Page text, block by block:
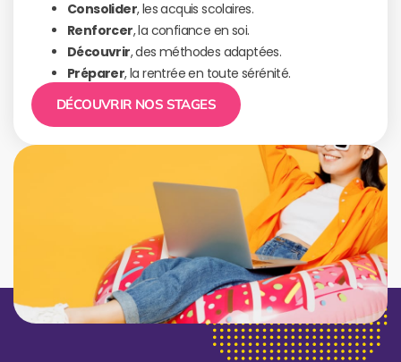
Consolider, les acquis scolaires.
Renforcer, la confiance en soi.
Découvrir, des méthodes adaptées.
Préparer, la rentrée en toute sérénité.
DÉCOUVRIR NOS STAGES